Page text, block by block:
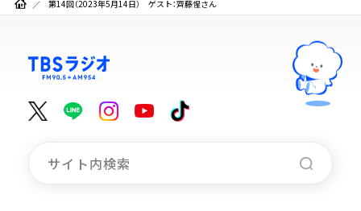
第14回（2023年5月14日） ゲスト：齊藤惺さん